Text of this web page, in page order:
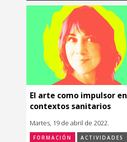
El arte como impulsor en
contextos sanitarios
Martes, 19 de abril de 2022.
FORMACIÓN
ACTIVIDADES